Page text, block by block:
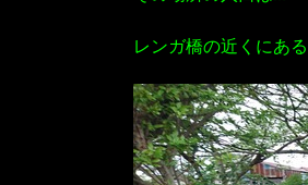
レンガ橋の近くにあ